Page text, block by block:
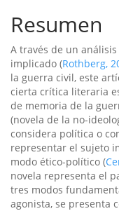
artículo
Resumen
A través de un
implicado (Rothberg,
la guerra civil, este
cierta crítica literaria
de memoria de la
(novela de la no-
considera política o
representar el sujeto
modo ético-político (
novela representa el
tres modos
agonista, se presenta